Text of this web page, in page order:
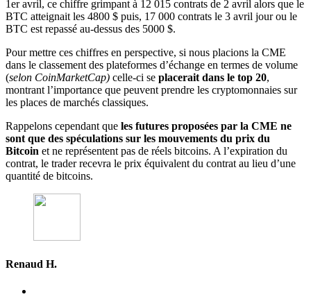
1er avril, ce chiffre grimpant à 12 015 contrats de 2 avril alors que le
BTC atteignait les 4800 $ puis, 17 000 contrats le 3 avril jour ou le
BTC est repassé au-dessus des 5000 $.
Pour mettre ces chiffres en perspective, si nous placions la CME
dans le classement des plateformes d’échange en termes de volume
(selon CoinMarketCap) celle-ci se placerait dans le top 20,
montrant l’importance que peuvent prendre les cryptomonnaies sur
les places de marchés classiques.
Rappelons cependant que les futures proposées par la CME ne
sont que des spéculations sur les mouvements du prix du
Bitcoin et ne représentent pas de réels bitcoins. A l’expiration du
contrat, le trader recevra le prix équivalent du contrat au lieu d’une
quantité de bitcoins.
Renaud H.